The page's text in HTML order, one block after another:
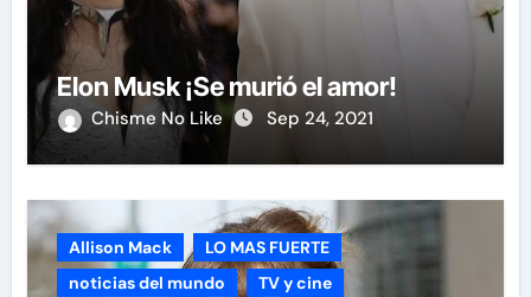
Elon Musk ¡Se murió el amor!
Chisme No Like Sep 24, 2021
Allison Mack
LO MAS FUERTE
noticias del mundo
TV y cine